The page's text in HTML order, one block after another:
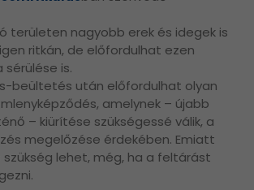
területen nagyobb erek és idegek is
ritkán, de előfordulhat ezen
sérülése is.
beültetés után előfordulhat olyan
amelynek – újabb
– kiürítése szükségessé válik, a
megelőzése érdekében. Emiatt
lehet, még, ha a feltárást